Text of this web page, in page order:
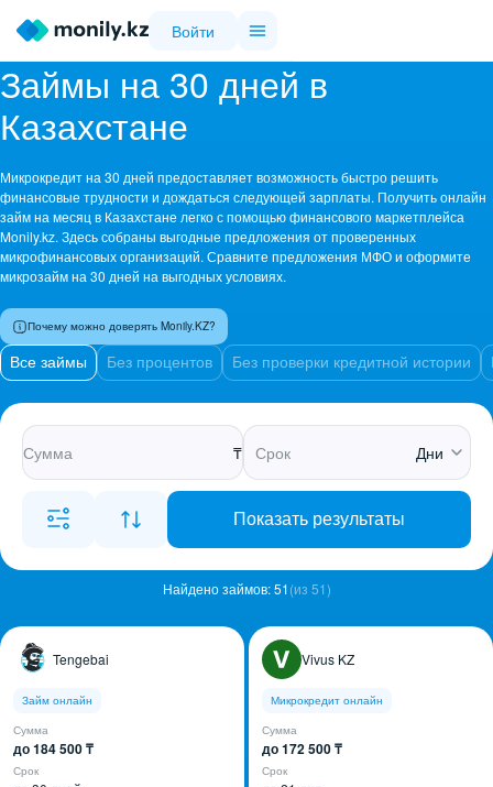
Войти
Займы на 30 дней в
Казахстане
Микрокредит на 30 дней предоставляет возможность быстро решить
финансовые трудности и дождаться следующей зарплаты. Получить онлайн
займ на месяц в Казахстане легко с помощью финансового маркетплейса
Monily.kz. Здесь собраны выгодные предложения от проверенных
микрофинансовых организаций. Сравните предложения МФО и оформите
микрозайм на 30 дней на выгодных условиях.
Почему можно доверять Monily.KZ?
Все займы Без процентов Без проверки кредитной истории
₸ Дни
Показать результаты
Найдено займов: 51(из 51)
Tengebai
Займ онлайн
Сумма
до 184 500 ₸
Срок
Vivus KZ
Микрокредит онлайн
Сумма
до 172 500 ₸
Срок